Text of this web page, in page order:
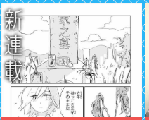
ろ。